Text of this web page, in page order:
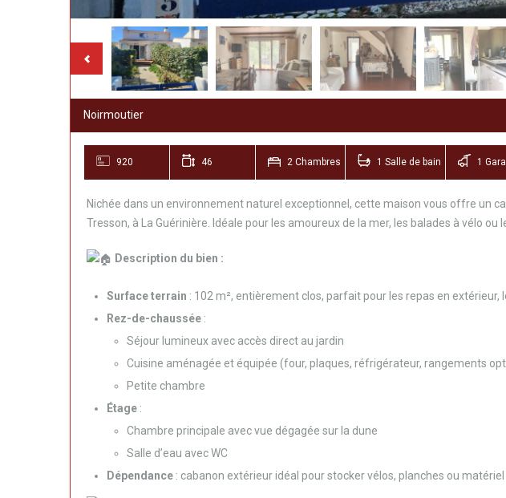
Noirmoutier
920 46 2 Chambres 1 Salle de bain 1
Nichée dans un environnement naturel exceptionnel, cette maison vous offre un
Tresson, à La Guérinière. Idéale pour les amoureux de la mer, les balades à vélo ou
Description du bien :
Surface terrain : 102 m², entièrement clos, parfait pour les repas en extérieur,
Rez-de-chaussée :
Séjour lumineux avec accès direct au jardin
Cuisine aménagée et équipée (four, plaques, réfrigérateur, rangements
Petite chambre
Étage :
Chambre principale avec vue dégagée sur la dune
Salle d’eau avec WC
Dépendance : cabanon extérieur idéal pour stocker vélos, planches ou